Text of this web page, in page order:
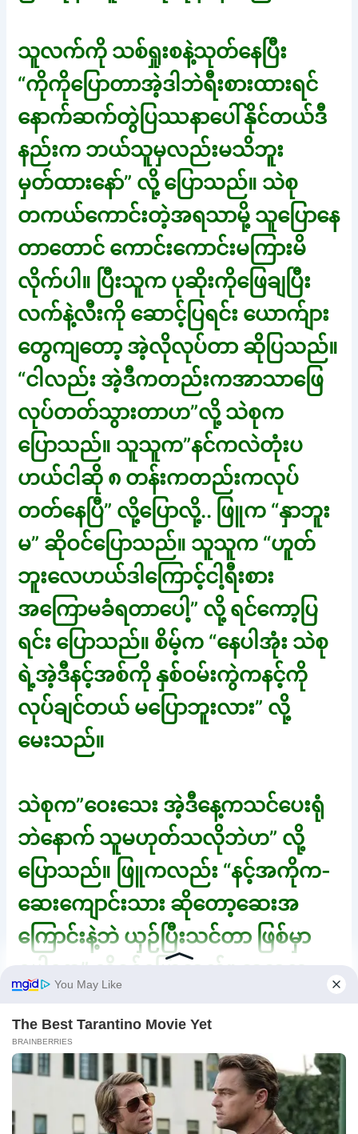
သူလက်ကို သစ်ရှုးစနဲ့သုတ်နေပြီး
“ကိုကိုပြောတာအဲ့ဒါဘဲရီးစားထားရင်
နောက်ဆက်တွဲပြဿနာပေါ်နိုင်တယ်ဒီ
နည်းက ဘယ်သူမှလည်းမသိဘူး
မှတ်ထားနော်” လို့ ပြောသည်။ သဲစု
တကယ်ကောင်းတဲ့အရသာမို့ သူပြောနေ
တာတောင် ကောင်းကောင်းမကြားမိ
လိုက်ပါ။ ပြီးသူက ပုဆိုးကိုဖြေချပြီး
လက်နဲ့လီးကို ဆောင့်ပြရင်း ယောက်ျား
တွေကျတော့ အဲ့လိုလုပ်တာ ဆိုပြသည်။
“ငါလည်း အဲ့ဒီကတည်းကအာသာဖြေ
လုပ်တတ်သွားတာဟ”လို့ သဲစုက
ပြောသည်။ သူသူက”နင်ကလဲတုံးပ
ဟယ်ငါဆို ၈ တန်းကတည်းကလုပ်
တတ်နေပြီ” လို့ပြောလို့.. ဖြူက “နှာဘူး
မ” ဆိုဝင်ပြောသည်။ သူသူက “ဟူတ်
ဘူးလေဟယ်ဒါကြောင့်ငါ့ရီးစား
အကြောမခံရတာပေါ့” လို့ ရင်ကော့ပြ
ရင်း ပြောသည်။ စိမ့်က “နေပါအုံး သဲစု
ရဲ့အဲ့ဒီနင့်အစ်ကို နှစ်ဝမ်းကွဲကနင့်ကို
လုပ်ချင်တယ် မပြောဘူးလား” လို့
မေးသည်။
သဲစုက”ဝေးသေး အဲ့ဒီနေ့ကသင်ပေးရုံ
ဘဲနောက် သူမဟုတ်သလိုဘဲဟ” လို့
ပြောသည်။ ဖြူကလည်း “နင့်အကိုက-
ဆေးကျောင်းသား ဆိုတော့ဆေးအ
ကြောင်းနဲ့ဘဲ ယှဉ်ပြီးသင်တာ ဖြစ်မှာ
အိမ်သာ မပြေးရတော့ဘူး” ဆိုပြောလို့
ဝိုင်းရီပြီး စိမ့်က”နင့်ဖုန်းထဲကအောကား
ကြည့်ပြီး သွားပွတ်ပေါ့ဟာ” လို့